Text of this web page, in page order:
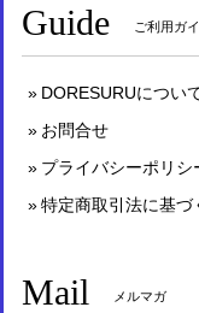
Guide ご利用ガ
DORESURUについ
お問合せ
プライバシーポリシ
特定商取引法に基づ
Mail メルマガ